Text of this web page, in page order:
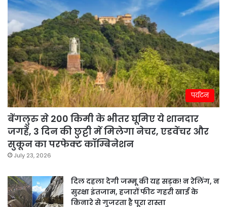
पर्यटन
बेंगलुरु से 200 किमी के भीतर घूमिए ये शानदार
जगहें, 3 दिन की छुट्टी में मिलेगा नेचर, एडवेंचर और
सुकून का परफेक्ट कॉम्बिनेशन
July 23, 2026
दिल दहला देगी जम्मू की यह सड़क! न रेलिंग, न
सुरक्षा इंतजाम, हजारों फीट गहरी खाई के
किनारे से गुजरता है पूरा रास्ता